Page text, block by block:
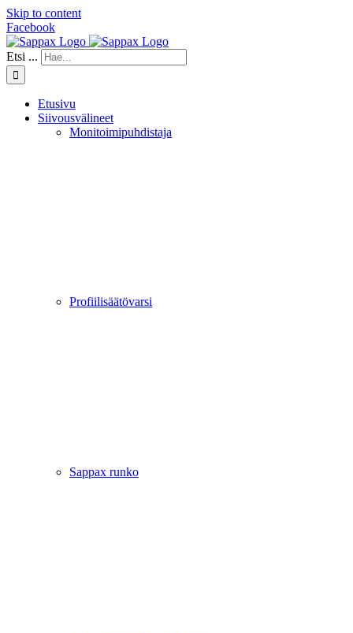
Skip to content
Facebook
Etsi ...
Etusivu
Siivousvälineet
Monitoimipuhdistaja
Profiilisäätövarsi
Sappax runko